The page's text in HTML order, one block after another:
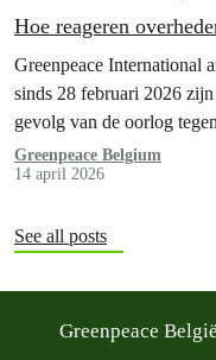
Hoe reageren
Greenpeace International
sinds 28 februari 2026
gevolg van de oorlog
dreigen de afhankelijkheid
basis van deze oorlog ligt,
Greenpeace Belgium
14 april 2026
See all posts
Greenpeace België